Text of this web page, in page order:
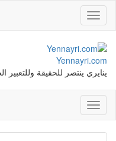
Toggle
navigation
Yennayri.com
ينايري ينتصر للحقيقة وللتعبير الحر
Toggle
navigation